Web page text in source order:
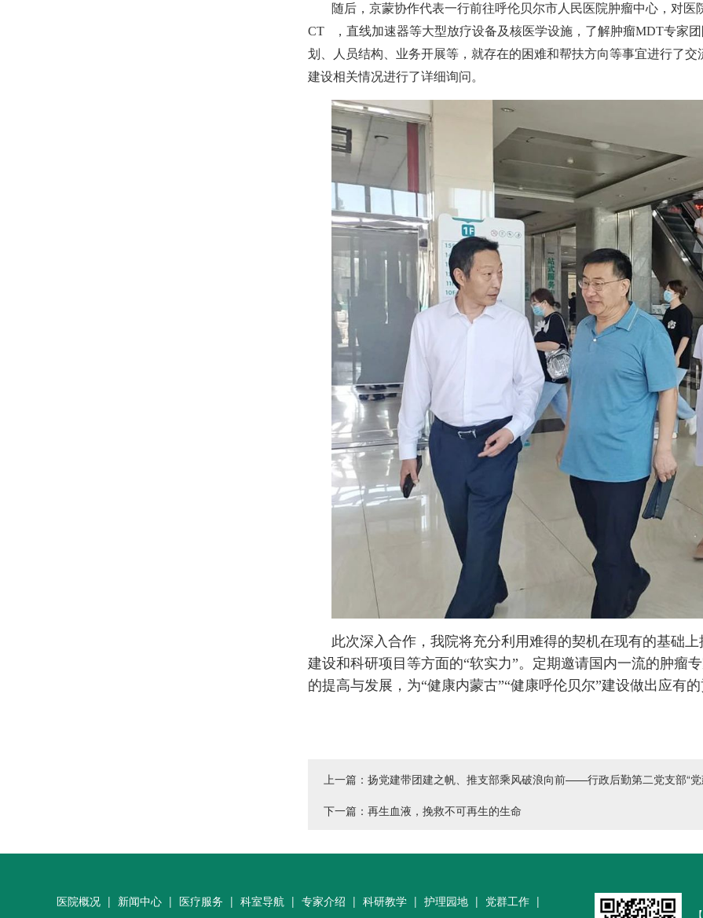
随后，京蒙协作代表一行前往呼伦贝尔市人民医院肿瘤中心，对
CT
，直线加速器等大型放疗设备及核医学设施，了解肿瘤MDT专家
划、人员结构、业务开展等，就存在的困难和帮扶方向等事宜进行了
建设相关情况进行了详细询问。
此次深入合作，我院将充分利用难得的契机在现有的基础
建设和科研项目等方面的“软实力”。定期邀请国内一流的肿瘤
的提高与发展，为“健康内蒙古”“健康呼伦贝尔”建设做出应有的
上一篇：扬党建带团建之帆、推支部乘风破浪向前——行政后勤第二党支部“
下一篇：再生血液，挽救不可再生的生命
医院概况 | 新闻中心 | 医疗服务 | 科室导航 | 专家介绍 | 科研教学 | 护理园地 | 党群工作 |